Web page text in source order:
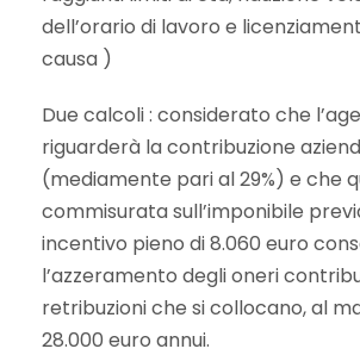
dell’orario di lavoro e
causa )
Due calcoli : considerato che
riguarderà la contribuzione
(mediamente pari al 29%) e che
commisurata sull’imponibile
incentivo pieno di 8.060 euro
l’azzeramento degli oneri
retribuzioni che si collocano, al
28.000 euro annui.